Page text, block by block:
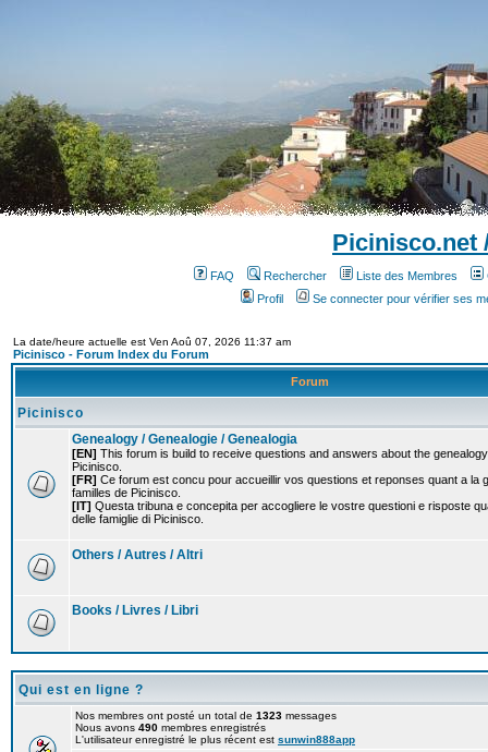
Picinisco.net
FAQ Rechercher Liste des Membres
Profil
Se connecter pour vérifier ses
La date/heure actuelle est Ven Aoû 07, 2026 11:37 am
Picinisco - Forum Index du Forum
Forum
Picinisco
Genealogy / Genealogie / Genealogia
[EN] This forum is build to receive questions and answers about the
Picinisco.
[FR] Ce forum est concu pour accueillir vos questions et reponses quant a la
familles de Picinisco.
[IT] Questa tribuna e concepita per accogliere le vostre questioni e risposte
delle famiglie di Picinisco.
Others / Autres / Altri
Books / Livres / Libri
Qui est en ligne ?
Nos membres ont posté un total de 1323 messages
Nous avons 490 membres enregistrés
L'utilisateur enregistré le plus récent est sunwin888app